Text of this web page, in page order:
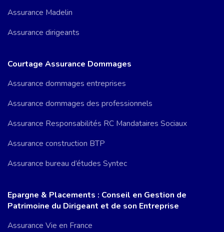
Assurance Madelin
Assurance dirigeants
Courtage Assurance Dommages
Assurance dommages entreprises
Assurance dommages des professionnels
Assurance Responsabilités RC Mandataires Sociaux
Assurance construction BTP
Assurance bureau d’études Syntec
Epargne & Placements : Conseil en Gestion de
Patrimoine du Dirigeant et de son Entreprise
Assurance Vie en France